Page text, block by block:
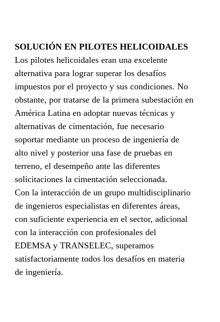
SOLUCIÓN EN PILOTES HELICOIDALES
Los pilotes helicoidales eran una excelente
alternativa para lograr superar los desafíos
impuestos por el proyecto y sus condiciones. No
obstante, por tratarse de la primera subestación en
América Latina en adoptar nuevas técnicas y
alternativas de cimentación, fue necesario
soportar mediante un proceso de ingeniería de
alto nivel y posterior una fase de pruebas en
terreno, el desempeño ante las diferentes
solicitaciones la cimentación seleccionada.
Con la interacción de un grupo multidisciplinario
de ingenieros especialistas en diferentes áreas,
con suficiente experiencia en el sector, adicional
con la interacción con profesionales del
EDEMSA y TRANSELEC, superamos
satisfactoriamente todos los desafíos en materia
de ingeniería.